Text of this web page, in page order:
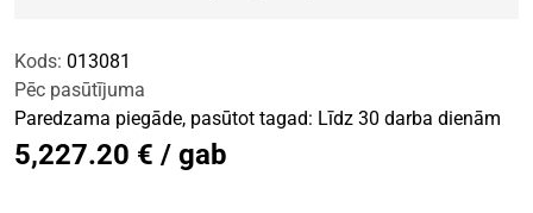
Kods: 013081
Pēc pasūtījuma
Paredzama piegāde, pasūtot tagad: Līdz 30 darba dienām
5,227.20 € / gab